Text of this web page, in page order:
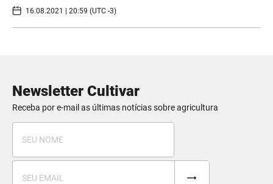
16.08.2021 | 20:59 (UTC -3)
Newsletter Cultivar
Receba por e-mail as últimas notícias sobre agricultura